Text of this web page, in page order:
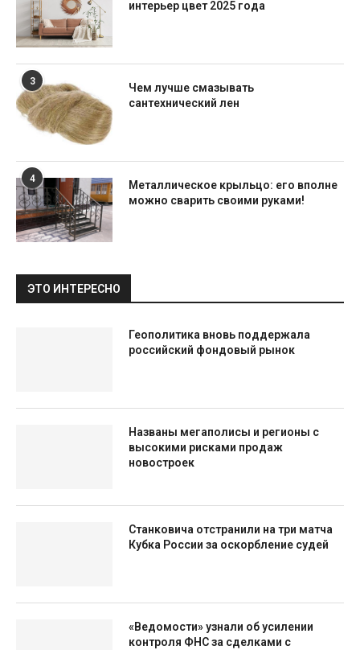
интерьер цвет 2025 года
3
Чем лучше смазывать
сантехнический лен
4
Металлическое крыльцо: его вполне
можно сварить своими руками!
ЭТО ИНТЕРЕСНО
Геополитика вновь поддержала
российский фондовый рынок
Названы мегаполисы и регионы с
высокими рисками продаж
новостроек
Станковича отстранили на три матча
Кубка России за оскорбление судей
«Ведомости» узнали об усилении
контроля ФНС за сделками с